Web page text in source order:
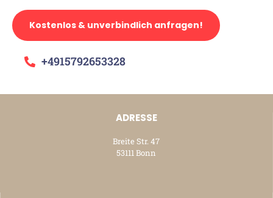
Kostenlos & unverbindlich anfragen!
+4915792653328
ADRESSE
Breite Str. 47
53111 Bonn